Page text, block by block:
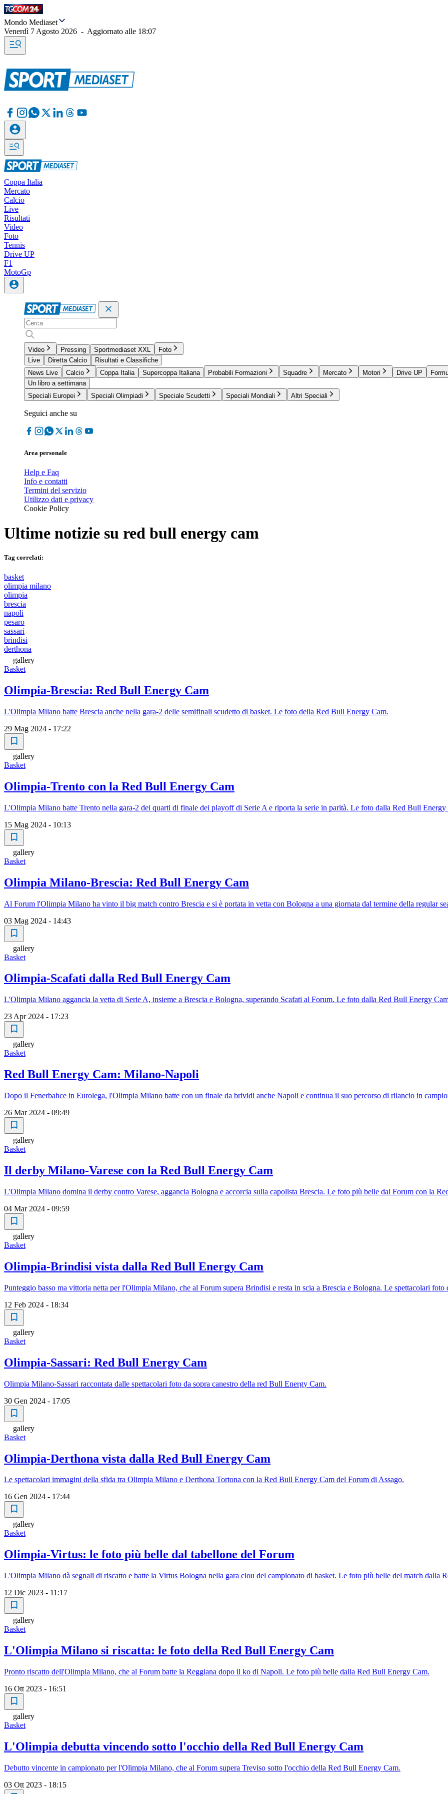
Mondo Mediaset
Venerdì 7 Agosto 2026 - Aggiornato alle 18:07
Coppa Italia
Mercato
Calcio
Live
Risultati
Video
Foto
Tennis
Drive UP
F1
MotoGp
Video Pressing Sportmediaset XXL
Foto
Live
Diretta Calcio
Risultati e Classifiche
News Live
Calcio Coppa Italia Supercoppa Italiana Probabili Formazioni Squadre Mercato Motori Drive UP
Un libro a settimana
Speciali Europei
Speciali Olimpiadi Speciale Scudetti Speciali Mondiali Altri Speciali
Seguici anche su
Area personale
Help e Faq
Info e contatti
Termini del servizio
Utilizzo dati e privacy
Cookie Policy
Ultime notizie su red bull energy cam
Tag correlati:
basket
olimpia milano
olimpia
brescia
napoli
pesaro
sassari
brindisi
derthona
gallery
Basket
Olimpia-Brescia: Red Bull Energy Cam
L'Olimpia Milano batte Brescia anche nella gara-2 delle semifinali scudetto di basket. Le foto della Red Bull Energy Cam.
29 Mag 2024 - 17:22
gallery
Basket
Olimpia-Trento con la Red Bull Energy Cam
L'Olimpia Milano batte Trento nella gara-2 dei quarti di finale dei playoff di Serie A e riporta la serie in parità. Le foto dalla Red Bull Energy
15 Mag 2024 - 10:13
gallery
Basket
Olimpia Milano-Brescia: Red Bull Energy Cam
Al Forum l'Olimpia Milano ha vinto il big match contro Brescia e si è portata in vetta con Bologna a una giornata dal termine della regular
03 Mag 2024 - 14:43
gallery
Basket
Olimpia-Scafati dalla Red Bull Energy Cam
L'Olimpia Milano aggancia la vetta di Serie A, insieme a Brescia e Bologna, superando Scafati al Forum. Le foto dalla Red Bull Energy
23 Apr 2024 - 17:23
gallery
Basket
Red Bull Energy Cam: Milano-Napoli
Dopo il Fenerbahce in Eurolega, l'Olimpia Milano batte con un finale da brividi anche Napoli e continua il suo percorso di rilancio in
26 Mar 2024 - 09:49
gallery
Basket
Il derby Milano-Varese con la Red Bull Energy Cam
L'Olimpia Milano domina il derby contro Varese, aggancia Bologna e accorcia sulla capolista Brescia. Le foto più belle dal Forum con la
04 Mar 2024 - 09:59
gallery
Basket
Olimpia-Brindisi vista dalla Red Bull Energy Cam
Punteggio basso ma vittoria netta per l'Olimpia Milano, che al Forum supera Brindisi e resta in scia a Brescia e Bologna. Le spettacolari
12 Feb 2024 - 18:34
gallery
Basket
Olimpia-Sassari: Red Bull Energy Cam
Olimpia Milano-Sassari raccontata dalle spettacolari foto da sopra canestro della red Bull Energy Cam.
30 Gen 2024 - 17:05
gallery
Basket
Olimpia-Derthona vista dalla Red Bull Energy Cam
Le spettacolari immagini della sfida tra Olimpia Milano e Derthona Tortona con la Red Bull Energy Cam del Forum di Assago.
16 Gen 2024 - 17:44
gallery
Basket
Olimpia-Virtus: le foto più belle dal tabellone del Forum
L'Olimpia Milano dà segnali di riscatto e batte la Virtus Bologna nella gara clou del campionato di basket. Le foto più belle del match dalla
12 Dic 2023 - 11:17
gallery
Basket
L'Olimpia Milano si riscatta: le foto della Red Bull Energy Cam
Pronto riscatto dell'Olimpia Milano, che al Forum batte la Reggiana dopo il ko di Napoli. Le foto più belle dalla Red Bull Energy Cam.
16 Ott 2023 - 16:51
gallery
Basket
L'Olimpia debutta vincendo sotto l'occhio della Red Bull Energy Cam
Debutto vincente in campionato per l'Olimpia Milano, che al Forum supera Treviso sotto l'occhio della Red Bull Energy Cam.
03 Ott 2023 - 18:15